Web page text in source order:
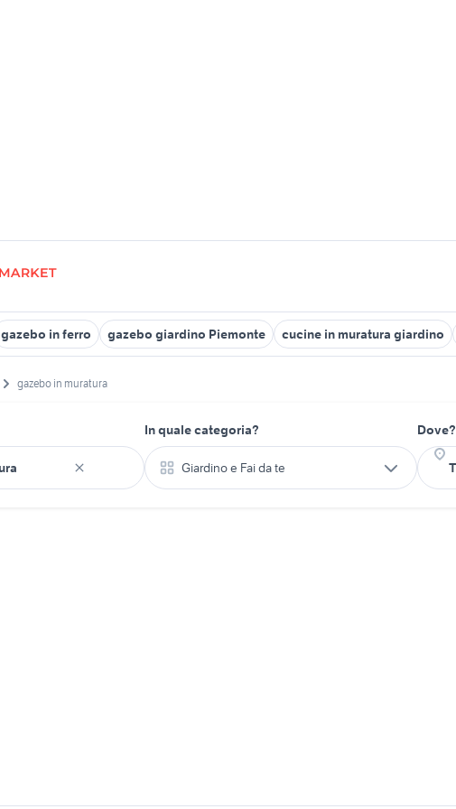
gazebo in ferro gazebo giardino Piemonte cucine in muratura giardino
gazebo in muratura
In quale categoria?
Giardino e Fai da te
Dove?